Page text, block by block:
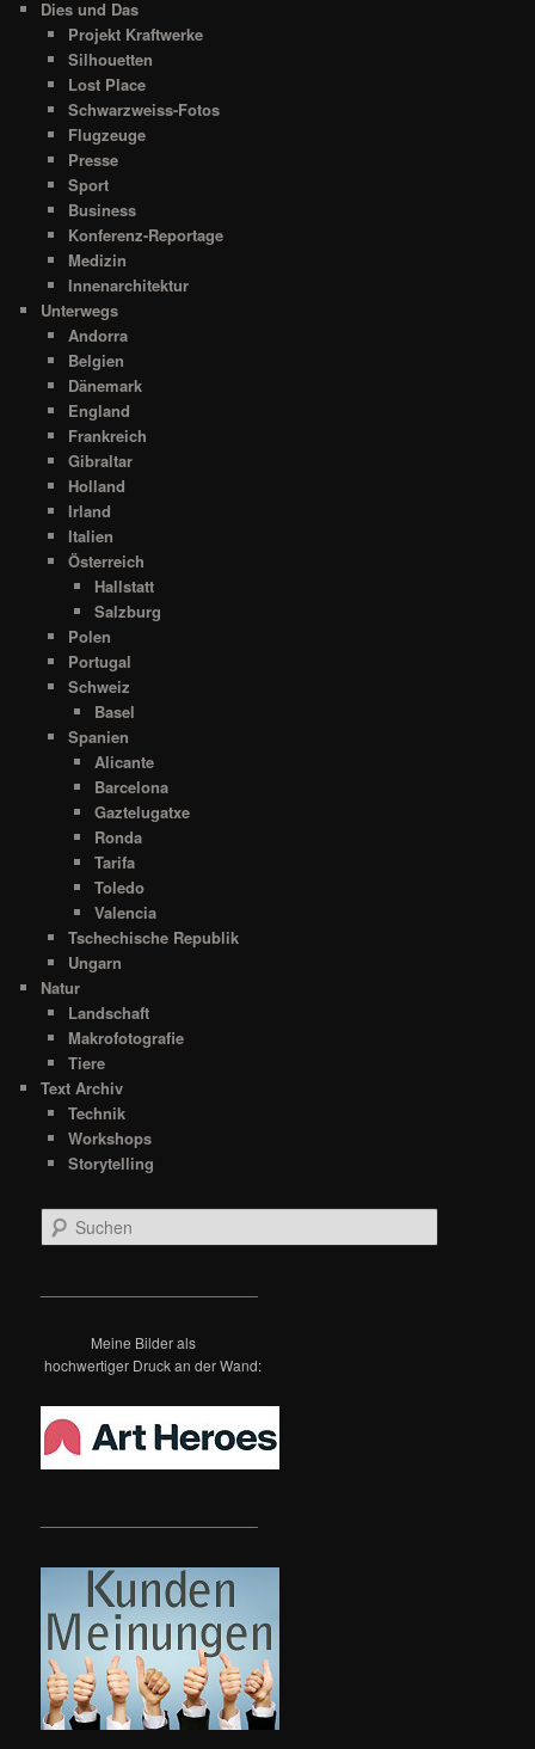
Dies und Das
Projekt Kraftwerke
Silhouetten
Lost Place
Schwarzweiss-Fotos
Flugzeuge
Presse
Sport
Business
Konferenz-Reportage
Medizin
Innenarchitektur
Unterwegs
Andorra
Belgien
Dänemark
England
Frankreich
Gibraltar
Holland
Irland
Italien
Österreich
Hallstatt
Salzburg
Polen
Portugal
Schweiz
Basel
Spanien
Alicante
Barcelona
Gaztelugatxe
Ronda
Tarifa
Toledo
Valencia
Tschechische Republik
Ungarn
Natur
Landschaft
Makrofotografie
Tiere
Text Archiv
Technik
Workshops
Storytelling
u
Meine Bilder als
hochwertiger Druck an der Wand: